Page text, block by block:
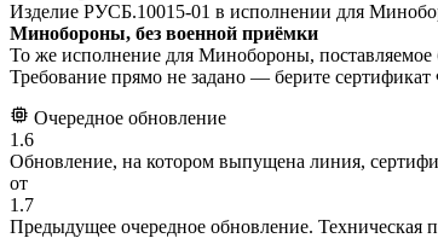
Изделие РУСБ.10015-01 в исполнении для
Минобороны, без военной приёмки
То же исполнение для Минобороны,
Требование прямо не задано — берите
Очередное обновление
1.6
Обновление, на котором выпущена линия,
от
1.7
Предыдущее очередное обновление. Техническая